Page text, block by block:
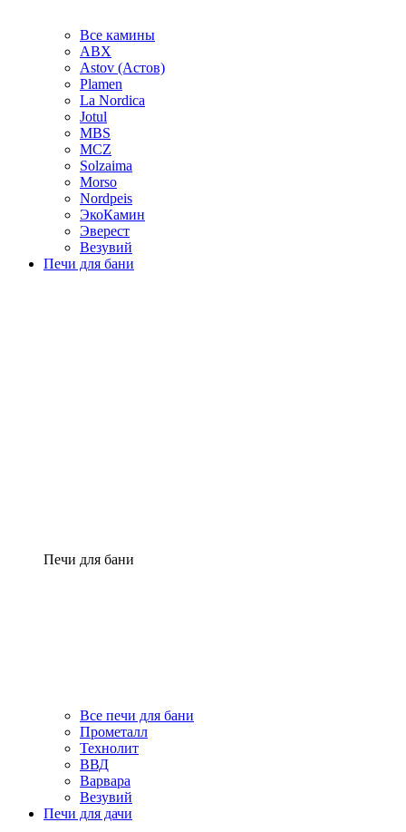
Все камины
ABX
Astov (Астов)
Plamen
La Nordica
Jotul
MBS
MCZ
Solzaima
Morso
Nordpeis
ЭкоКамин
Эверест
Везувий
Печи для бани
Печи для бани
Все печи для бани
Прометалл
Технолит
ВВД
Варвара
Везувий
Печи для дачи